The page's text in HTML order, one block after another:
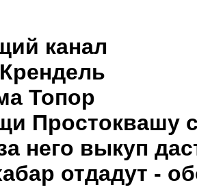
канал
Топор
Простоквашу
него выкуп
отдадут -